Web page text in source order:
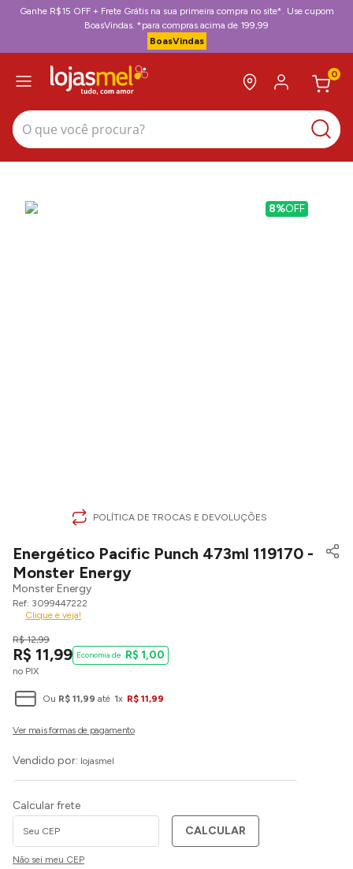
Ganhe R$15 OFF + Frete Grátis na sua primeira compra no site*. Use cupom
BoasVindas. *para compras acima de 199,99
BoasVindas
0
O que você procura?
8%OFF
POLÍTICA DE TROCAS E DEVOLUÇÕES
Energético Pacific Punch 473ml 119170 -
Monster Energy
Monster Energy
3099447222
Clique e veja!
R$ 12,99
R$ 11,99
no PIX
R$ 1,00
Ou R$ 11,99 até 1x R$ 11,99
Vendido por: lojasmel
Calcular frete
CALCULAR
Não sei meu CEP